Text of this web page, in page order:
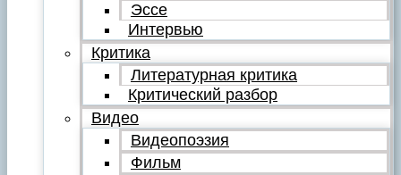
Эссе
Интервью
Критика
Литературная критика
Критический разбор
Видео
Видеопоэзия
Фильм